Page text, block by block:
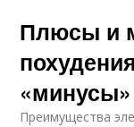
Плюсы и
Преимущества